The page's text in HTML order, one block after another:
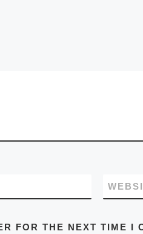
FOR THE NEXT TIME I